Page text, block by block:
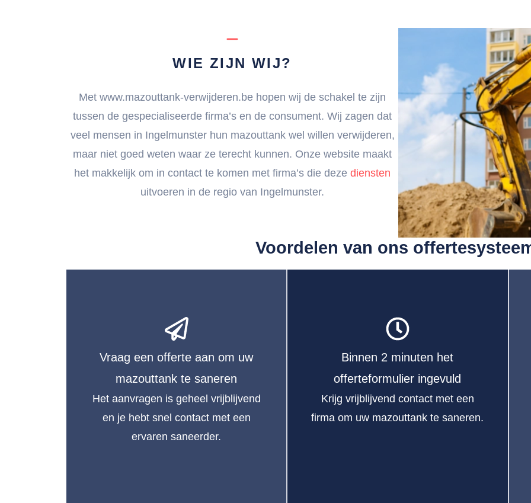
WIE ZIJN WIJ?
Met www.mazouttank-verwijderen.be hopen wij de schakel te zijn
tussen de gespecialiseerde firma’s en de consument. Wij zagen dat
veel mensen in Ingelmunster hun mazouttank wel willen verwijderen,
maar niet goed weten waar ze terecht kunnen. Onze website maakt
het makkelijk om in contact te komen met firma’s die deze diensten
uitvoeren in de regio van Ingelmunster.
Voordelen van ons
Vraag een offerte aan om uw
mazouttank te saneren
Het aanvragen is geheel vrijblijvend
en je hebt snel contact met een
ervaren saneerder.
Binnen 2 minuten het
offerteformulier ingevuld
Krijg vrijblijvend contact met een
firma om uw mazouttank te saneren.